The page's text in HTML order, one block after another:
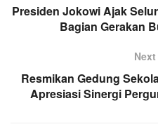
Presiden Jokowi Ajak
Bagian Gerakan
Resmikan Gedung
Apresiasi Sinergi